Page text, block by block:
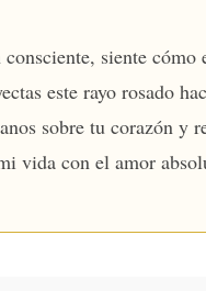
siente cómo
este rayo rosado
sobre tu corazón y
vida con el amor